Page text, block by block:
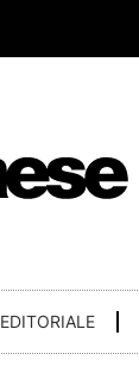
EDITORIALE